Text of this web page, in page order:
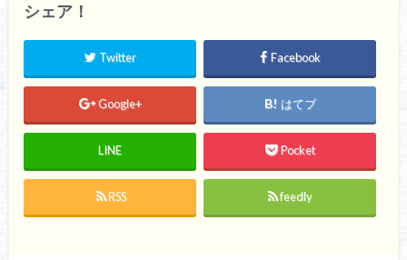
シェア！
Twitter Facebook
Google+ はてブ
LINE Pocket
RSS feedly